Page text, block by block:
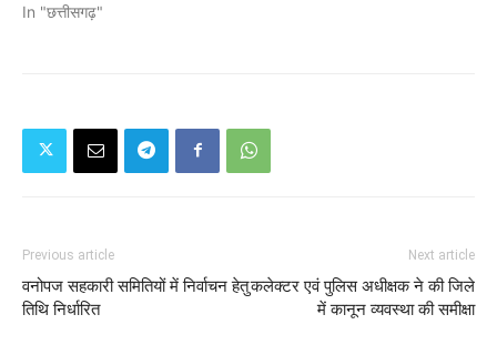
In "छत्तीसगढ़"
Previous article
वनोपज सहकारी समितियों में निर्वाचन हेतु
तिथि निर्धारित
Next article
कलेक्टर एवं पुलिस अधीक्षक ने की जिले
में कानून व्यवस्था की समीक्षा